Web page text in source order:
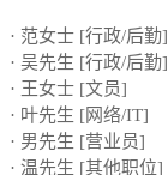
· 范女士 [行政/后勤]
· 吴先生 [行政/后勤]
· 王女士 [文员]
· 叶先生 [网络/IT]
· 男先生 [营业员]
· 温先生 [其他职位]